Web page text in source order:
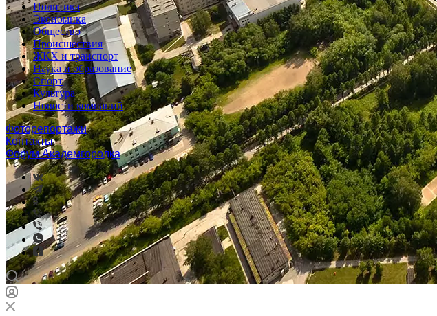
Политика
Экономика
Общество
Происшествия
ЖКХ и транспорт
Наука и образование
Спорт
Культура
Новости компаний
Фоторепортажи
Контакты
Форум Академгородка